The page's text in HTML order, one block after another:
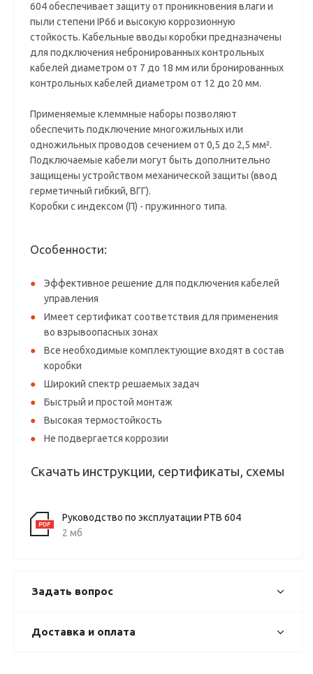
604 обеспечивает защиту от проникновения влаги и
пыли степени IP66 и высокую коррозионную
стойкость. Кабельные вводы коробки предназначены
для подключения небронированных контрольных
кабелей диаметром от 7 до 18 мм или бронированных
контрольных кабелей диаметром от 12 до 20 мм.
Применяемые клеммные наборы позволяют
обеспечить подключение многожильных или
одножильных проводов сечением от 0,5 до 2,5 мм².
Подключаемые кабели могут быть дополнительно
защищены устройством механической защиты (ввод
герметичный гибкий, ВГГ).
Коробки с индексом (П) - пружинного типа.
Особенности:
Эффективное решение для подключения кабелей
управления
Имеет сертификат соответствия для применения
во взрывоопасных зонах
Все необходимые комплектующие входят в состав
коробки
Широкий спектр решаемых задач
Быстрый и простой монтаж
Высокая термостойкость
​Не подвергается коррозии
Скачать инструкции, сертификаты, схемы
Руководство по эксплуатации РТВ 604
2 мб
Задать вопрос
Доставка и оплата